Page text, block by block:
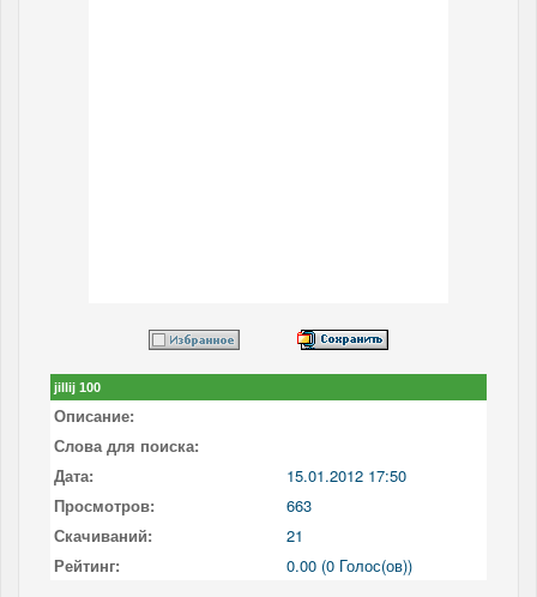
jillij 100
Описание:
Слова для поиска:
Дата:
15.01.2012 17:50
Просмотров:
663
Скачиваний:
21
Рейтинг:
0.00 (0 Голос(ов))